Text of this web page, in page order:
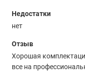
Недостатки
нет
Отзыв
Хорошая
все на